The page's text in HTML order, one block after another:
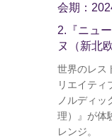
会期：
2.『ニュ
ヌ（新北
世界のレス
リエイティ
ノルディッ
理）
』が体
レンジ。